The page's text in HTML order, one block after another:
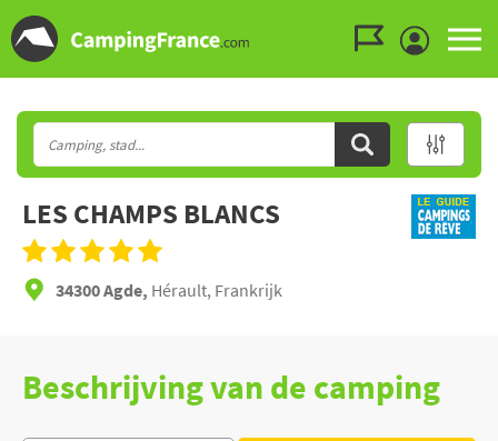
LES CHAMPS BLANCS
34300 Agde, Hérault, Frankrijk
Beschrijving van de camping